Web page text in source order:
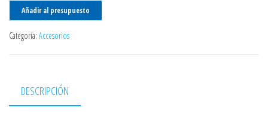
Añadir al presupuesto
Categoría: Accesorios
DESCRIPCIÓN